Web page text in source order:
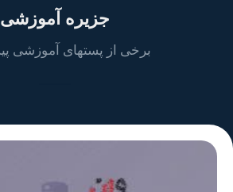
جزیره آموزشی
برخی از پستهای آموزشی